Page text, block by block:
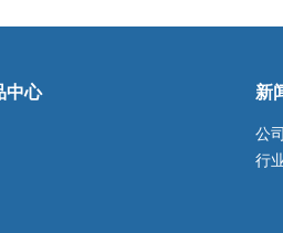
中心 新
公
行